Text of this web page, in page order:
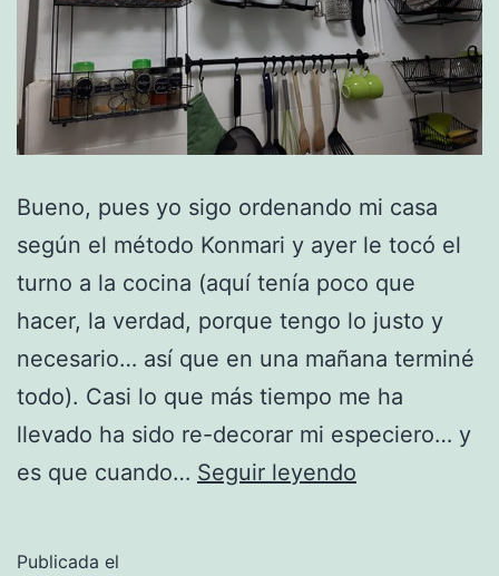
Bueno, pues yo sigo ordenando mi casa
según el método Konmari y ayer le tocó el
turno a la cocina (aquí tenía poco que
hacer, la verdad, porque tengo lo justo y
necesario… así que en una mañana terminé
todo). Casi lo que más tiempo me ha
llevado ha sido re-decorar mi especiero… y
es que cuando… Seguir leyendo
Publicada el